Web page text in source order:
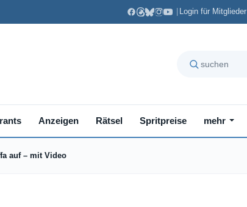
Login für Mitglieder
Anzeigen Rätsel Spritpreise mehr
auf – mit Video